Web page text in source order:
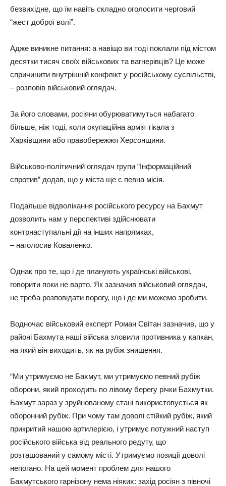
безвихідне, що їм навіть складно оголосити черговий
“жест доброї волі”.
Адже виникне питання: а навіщо ви тоді поклали під містом
десятки тисяч своїх військових та вагнерівців? Це може
спричинити внутрішній конфлікт у російському суспільстві,
– розповів військовий оглядач.
За його словами, росіяни обурюватимуться набагато
більше, ніж тоді, коли окупаційна армія тікала з
Харківщини або правобережжя Херсонщини.
Військово-політичний оглядач групи “Інформаційний
спротив” додав, що у міста ще є певна місія.
Подальше відволікання російського ресурсу на Бахмут
дозволить нам у перспективі здійснювати
контрнаступальні дії на інших напрямках,
– наголосив Коваленко.
Однак про те, що і де планують українські військові,
говорити поки не варто. Як зазначив військовий оглядач,
не треба розповідати ворогу, що і де ми можемо зробити.
Водночас військовий експерт Роман Світан зазначив, що у
районі Бахмута наші війська зловили противника у капкан,
на який він виходить, як на рубіж знищення.
“Ми утримуємо не Бахмут, ми утримуємо певний рубіж
оборони, який проходить по лівому берегу річки Бахмутки.
Бахмут зараз у зруйнованому стані використовується як
оборонний рубіж. При чому там доволі стійкий рубіж, який
прикритий нашою артилерією, і утримує потужний наступ
російського війська від реального редуту, що
розташований у самому місті. Утримуємо позиції доволі
непогано. На цей момент проблем для нашого
Бахмутського гарнізону нема ніяких: захід росіян з півночі